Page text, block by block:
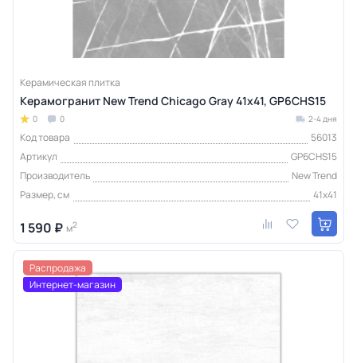
Керамическая плитка
Керамогранит New Trend Chicago Gray 41х41, GP6CHS15
0 0 2-4 дня
Код товара
56013
Артикул
GP6CHS15
Производитель
New Trend
Размер, см
41x41
1 590 ₽ м2
Распродажа
Интернет-магазин